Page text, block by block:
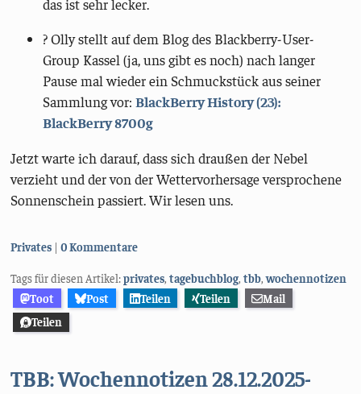
das ist sehr lecker.
?️ Olly stellt auf dem Blog des Blackberry-User-
Group Kassel (ja, uns gibt es noch) nach langer
Pause mal wieder ein Schmuckstück aus seiner
Sammlung vor:BlackBerry History (23):
BlackBerry 8700g
Jetzt warte ich darauf, dass sich draußen der Nebel
verzieht und der von der Wettervorhersage versprochene
Sonnenschein passiert. Wir lesen uns.
Kategorien:
Privates 0 Kommentare
Tags für diesen Artikel:privates,tagebuchblog,tbb,wochennotizen
Toot
Post Teilen Teilen
Mail
Teilen
TBB: Wochennotizen 28.12.2025-